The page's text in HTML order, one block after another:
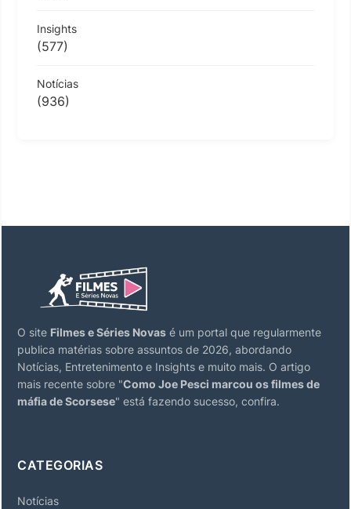
Insights
(577)
Notícias
(936)
O site Filmes e Séries Novas é um portal que regularmente
publica matérias sobre assuntos de 2026, abordando
Notícias, Entretenimento e Insights e muito mais. O artigo
mais recente sobre "Como Joe Pesci marcou os filmes de
máfia de Scorsese" está fazendo sucesso, confira.
CATEGORIAS
Notícias